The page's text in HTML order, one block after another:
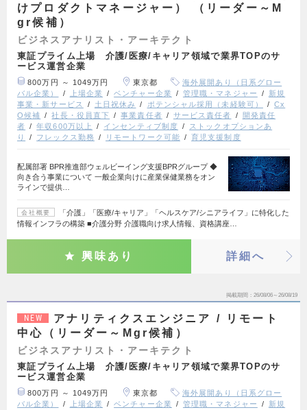
けプロダクトマネージャー） （リーダー～M
gr候補）
ビジネスアナリスト・アーキテクト
東証プライム上場 介護/医療/キャリア領域で業界TOPのサ
ービス運営企業
800万円 ～ 1049万円 東京都
海外展開あり（日系グロー
バル企業）
上場企業 ベンチャー企業 管理職・マネジャー
新規
事業・新サービス
土日祝休み ポテンシャル採用（未経験可）
Cx
O候補
社長・役員直下 事業責任者 サービス責任者
開発責任
者
年収600万以上 インセンティブ制度
ストックオプションあ
り
フレックス勤務 リモートワーク可能 育児支援制度
配属部署 BPR推進部ウェルビーイング支援BPRグループ ◆
向き合う事業について 一般企業向けに産業保健業務をオン
ラインで提供…
会社概要
「介護」「医療/キャリア」「ヘルスケア/シニアライフ」に特化した
情報インフラの構築 ■介護分野 介護職向け求人情報、資格講座…
興味あり 詳細へ
掲載期間 26/08/06～26/08/19
NEW
アナリティクスエンジニア / リモート
中心（リーダー～Mgr候補）
ビジネスアナリスト・アーキテクト
東証プライム上場 介護/医療/キャリア領域で業界TOPのサ
ービス運営企業
800万円 ～ 1049万円 東京都
海外展開あり（日系グロー
バル企業）
上場企業 ベンチャー企業 管理職・マネジャー
新規